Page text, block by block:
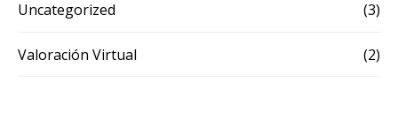
Uncategorized (3)
Valoración Virtual (2)